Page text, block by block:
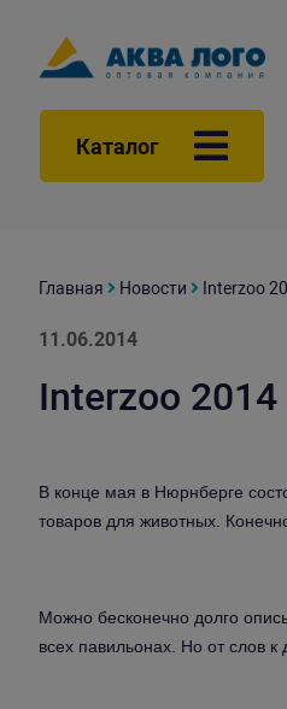
Каталог
Главная Новости Interzoo
11.06.2014
Interzoo 2014
В конце мая в Нюрнберге
товаров для животных.
Можно бесконечно долго
всех павильонах. Но от слов к